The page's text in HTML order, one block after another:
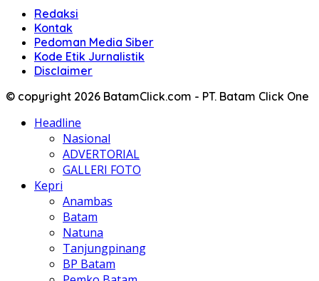
Redaksi
Kontak
Pedoman Media Siber
Kode Etik Jurnalistik
Disclaimer
© copyright 2026 BatamClick.com - PT. Batam Click One
Headline
Nasional
ADVERTORIAL
GALLERI FOTO
Kepri
Anambas
Batam
Natuna
Tanjungpinang
BP Batam